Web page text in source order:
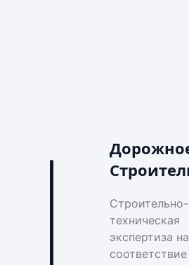
Строительно-
техническая
экспертиза на
соответствие